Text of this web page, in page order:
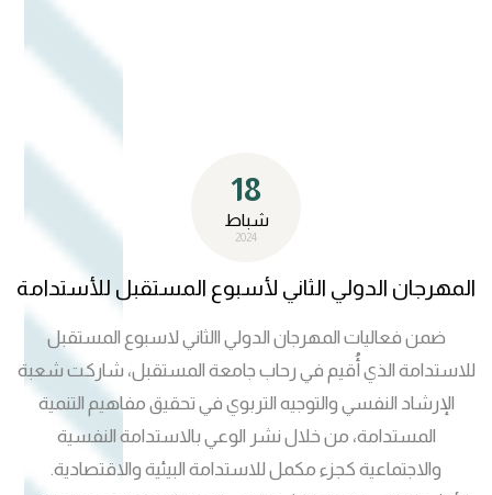
ايمان غانم حميد/ مدير وحدة الارشاد النفسي والتوجيه التربوي
في كلية الصيدلة م.م زهراء صلاح علي / مسؤولة شعبة الارشاد
النفسي والتوجيه التربوي م. دهاق محمد كاظم / موظف شعبة
18
شباط
2024
المهرجان الدولي الثاني لأسبوع المستقبل للأستدامة
ضمن فعاليات المهرجان الدولي االثاني لاسبوع المستقبل
للاستدامة الذي أُقيم في رحاب جامعة المستقبل، شاركت شعبة
الإرشاد النفسي والتوجيه التربوي في تحقيق مفاهيم التنمية
المستدامة، من خلال نشر الوعي بالاستدامة النفسية
والاجتماعية كجزء مكمل للاستدامة البيئية والاقتصادية.